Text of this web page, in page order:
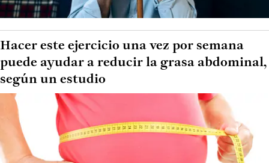
Hacer este ejercicio una vez por semana
puede ayudar a reducir la grasa abdominal,
según un estudio